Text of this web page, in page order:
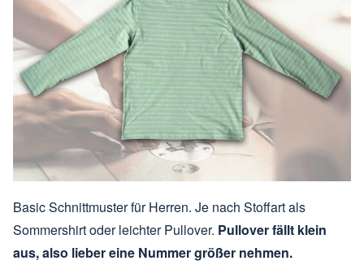
Basic Schnittmuster für Herren. Je nach Stoffart als
Sommershirt oder leichter Pullover. Pullover fällt klein
aus, also lieber eine Nummer größer nehmen.